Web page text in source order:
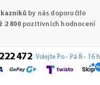
by nás doporučilo
2 800pozitivních hodnocení
472 Volejte Po - Pá 8 - 16 h